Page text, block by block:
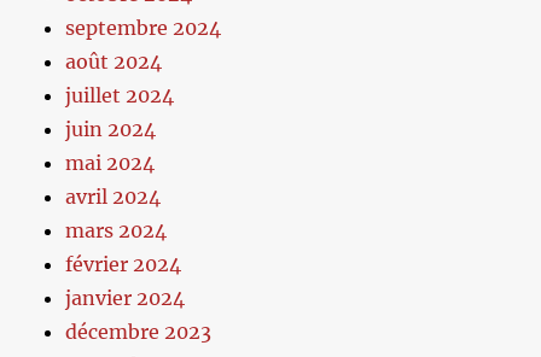
septembre 2024
août 2024
juillet 2024
juin 2024
mai 2024
avril 2024
mars 2024
février 2024
janvier 2024
décembre 2023